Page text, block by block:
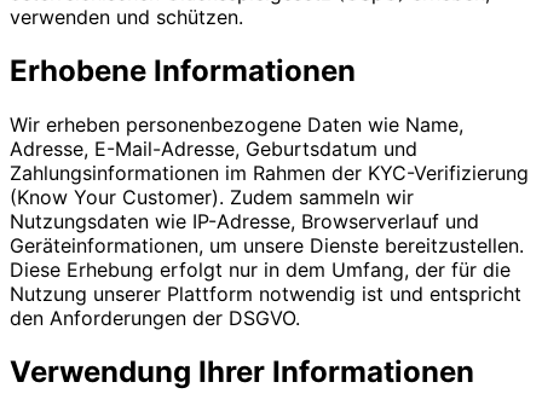
verwenden und schützen.
Erhobene Informationen
Wir erheben personenbezogene Daten wie Name,
Adresse, E-Mail-Adresse, Geburtsdatum und
Zahlungsinformationen im Rahmen der KYC-Verifizierung
(Know Your Customer). Zudem sammeln wir
Nutzungsdaten wie IP-Adresse, Browserverlauf und
Geräteinformationen, um unsere Dienste bereitzustellen.
Diese Erhebung erfolgt nur in dem Umfang, der für die
Nutzung unserer Plattform notwendig ist und entspricht
den Anforderungen der DSGVO.
Verwendung Ihrer Informationen